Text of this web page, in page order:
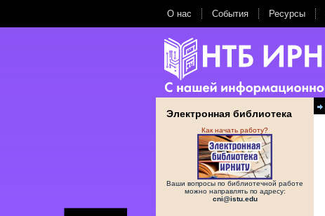
О нас События Ресурсы
Электронная библиотека
Как начать работу?
Ваши вопросы по библиотечной работе
можно направлять по адресу:
cni@istu.edu